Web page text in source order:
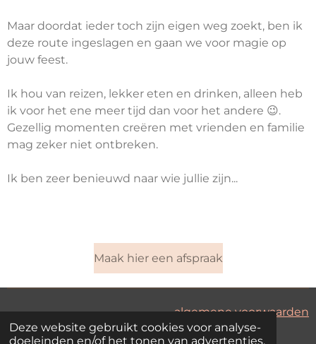
Deze website gebruikt cookies voor analyse-
doeleinden en/of het tonen van advertenties.
Maar doordat ieder toch zijn eigen weg zoekt, ben ik
deze route ingeslagen en gaan we voor magie op
jouw feest.
Ik hou van reizen, lekker eten en drinken, alleen heb
ik voor het ene meer tijd dan voor het andere 😉.
Gezellig momenten creëren met vrienden en familie
mag zeker niet ontbreken.
Ik ben zeer benieuwd naar wie jullie zijn...
Maak hier een afspraak
algemene voorwaarden
© 2022 - 2023 yourway